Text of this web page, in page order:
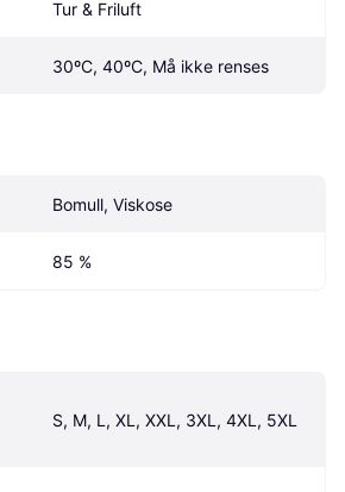
Tur & Friluft
30ºC, 40ºC, Må ikke renses
Bomull, Viskose
85 %
S, M, L, XL, XXL, 3XL, 4XL, 5XL